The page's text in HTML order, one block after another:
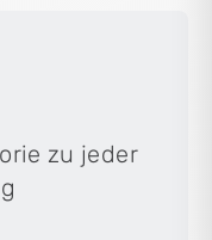
zu jeder